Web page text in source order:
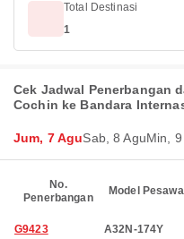
Total Destinasi
1
Cek Jadwal Penerbangan
Cochin ke Bandara
Jum, 7 AguSab, 8 AguMin, 9
No.
Penerbangan
Model
G9423 A32N-174Y